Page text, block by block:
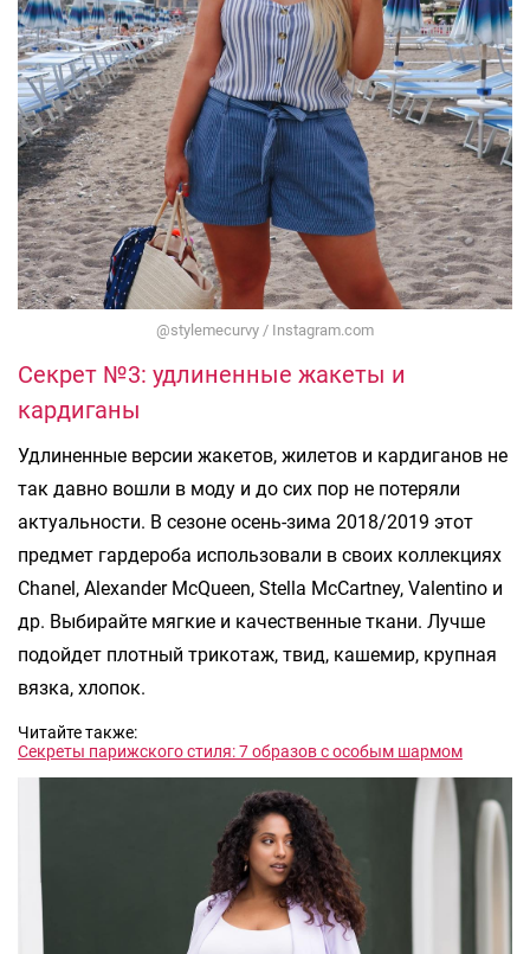
@stylemecurvy / Instagram.com
Секрет №3: удлиненные жакеты и
кардиганы
Удлиненные версии жакетов, жилетов и кардиганов не
так давно вошли в моду и до сих пор не потеряли
актуальности. В сезоне осень-зима 2018/2019 этот
предмет гардероба использовали в своих коллекциях
Chanel, Alexander McQueen, Stella McCartney, Valentino и
др. Выбирайте мягкие и качественные ткани. Лучше
подойдет плотный трикотаж, твид, кашемир, крупная
вязка, хлопок.
Читайте также:
Секреты парижского стиля: 7 образов с особым шармом